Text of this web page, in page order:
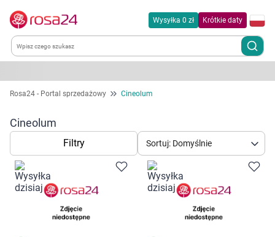
Wysyłka 0 zł Krótkie daty
Kategorie
Chemia gospodarcza
Dla zwierząt
Dom i ogród
Rosa24 - Portal sprzedażowy Cineolum
Cineolum
Filtry Sortuj: Domyślnie